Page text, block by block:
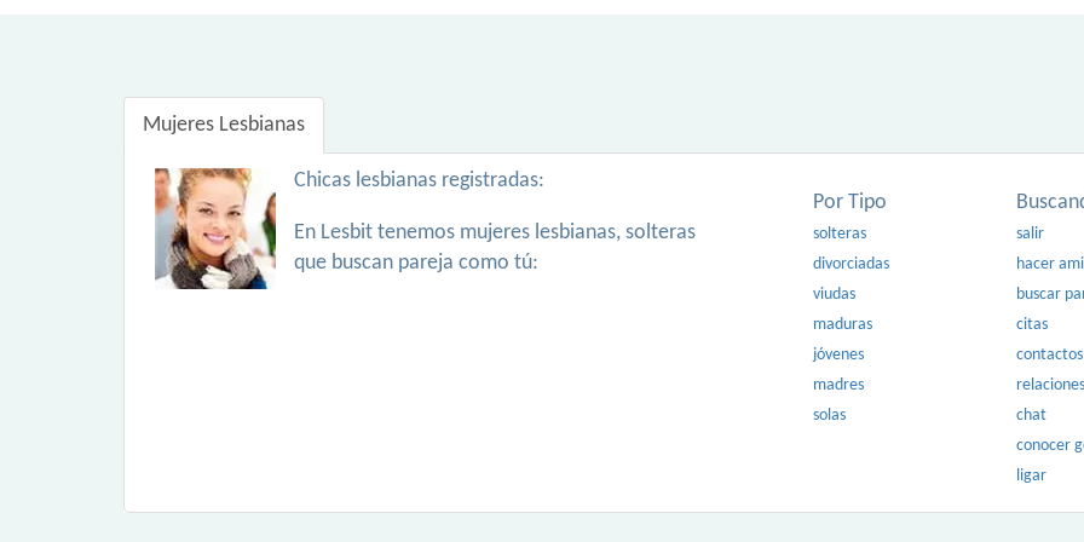
Mujeres Lesbianas
Chicas lesbianas registradas:
En Lesbit tenemos mujeres lesbianas, solteras
que buscan pareja como tú:
Por Tipo
solteras
divorciadas
viudas
maduras
jóvenes
madres
solas
salir
hacer
buscar
citas
contactos
relaciones
chat
conocer
ligar